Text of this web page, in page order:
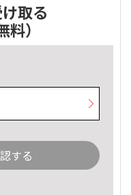
取る
料）
する